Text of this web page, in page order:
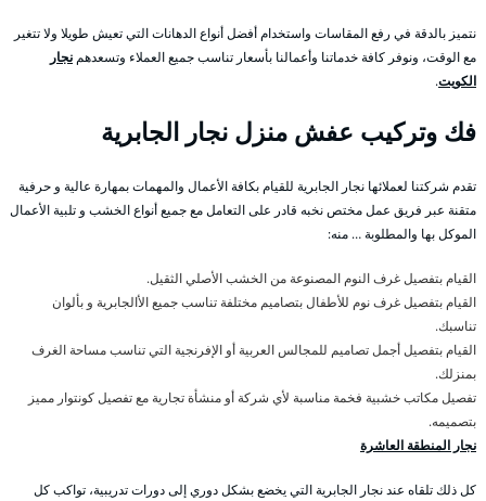
نتميز بالدقة في رفع المقاسات واستخدام أفضل أنواع الدهانات التي تعيش طويلا ولا تتغير
مع الوقت، ونوفر كافة خدماتنا وأعمالنا بأسعار تناسب جميع العملاء وتسعدهم نجار
الكويت.
فك وتركيب عفش منزل نجار الجابرية
تقدم شركتنا لعملائها نجار الجابرية للقيام بكافة الأعمال والمهمات بمهارة عالية و حرفية
متقنة عبر فريق عمل مختص نخبه قادر على التعامل مع جميع أنواع الخشب و تلبية الأعمال
الموكل بها والمطلوبة … منه:
القيام بتفصيل غرف النوم المصنوعة من الخشب الأصلي الثقيل.
القيام بتفصيل غرف نوم للأطفال بتصاميم مختلفة تناسب جميع الأالجابرية و بألوان
تناسبك.
القيام بتفصيل أجمل تصاميم للمجالس العربية أو الإفرنجية التي تناسب مساحة الغرف
بمنزلك.
تفصيل مكاتب خشبية فخمة مناسبة لأي شركة أو منشأة تجارية مع تفصيل كونتوار مميز
بتصميمه.
نجار المنطقة العاشرة
كل ذلك تلقاه عند نجار الجابرية التي يخضع بشكل دوري إلى دورات تدريبية، تواكب كل